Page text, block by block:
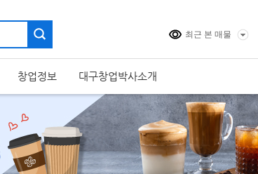
최근 본 매물
창업정보 대구창업박사소개